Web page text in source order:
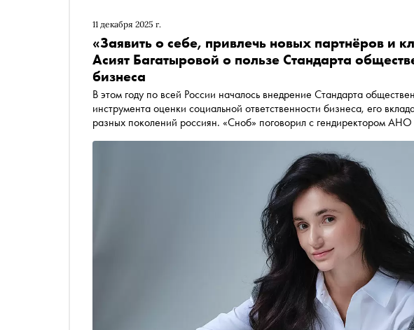
11 декабря 2025 г.
«Заявить о себе, привлечь новых партнёров и
Асият Багатыровой о пользе Стандарта
бизнеса
В этом году по всей России началось внедрение Стандарта
инструмента оценки социальной ответственности бизнеса, его
разных поколений россиян. «Сноб» поговорил с гендиректором
реакции экспертного сообщества на нововведение